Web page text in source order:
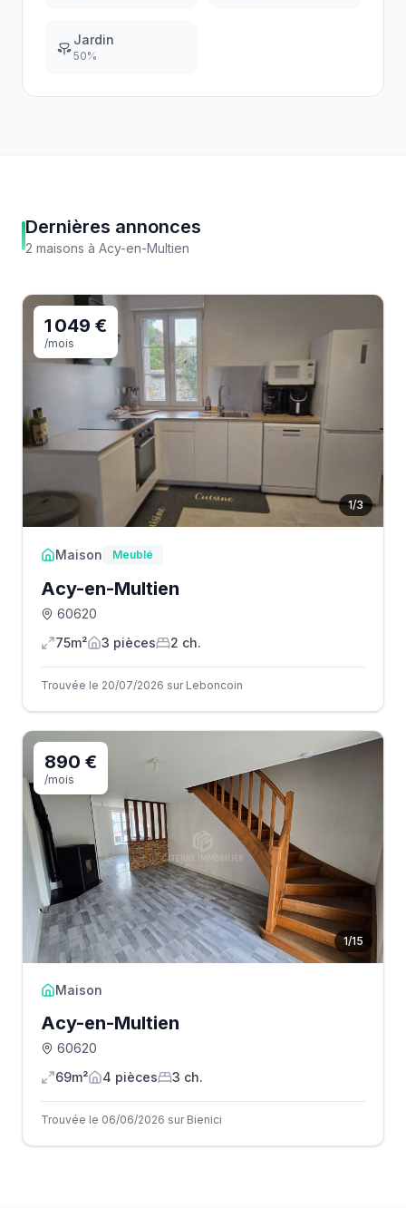
Jardin
50%
Dernières annonces
2 maisons à Acy-en-Multien
1/3
1 049 €
/mois
Maison Meublé
Acy-en-Multien
60620
75m²
3 pièces 2 ch.
Trouvée le 20/07/2026 sur Leboncoin
1/15
890 €
/mois
Maison
Acy-en-Multien
60620
69m²
4 pièces 3 ch.
Trouvée le 06/06/2026 sur Bienici